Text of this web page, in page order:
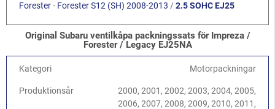
Forester- Forester S12 (SH) 2008-2013 /2.5 SOHC EJ25
Original Subaru ventilkåpa packningssats för Impreza /
Forester / Legacy EJ25NA
Kategori Motorpackningar
Produktionsår
2000, 2001, 2002, 2003, 2004, 2005,
2006, 2007, 2008, 2009, 2010, 2011,